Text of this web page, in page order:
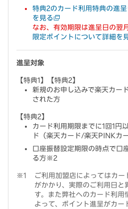
特典2のカード利用特典の進
を見る
なお、有効期限は進呈日の翌
限定ポイントについて詳細を
進呈対象
【特典1】【特典2】
新規のお申し込みで楽天カー
された方
【特典2】
カード利用期限までに1回1円
ド（楽天カード/楽天PINKカ
口座振替設定期限の時点で口
る方※2
ご利用加盟店によってはカー
がかかり、実際のご利用日と
す。また弊社へのカード利用
よって、ポイント進呈がカー